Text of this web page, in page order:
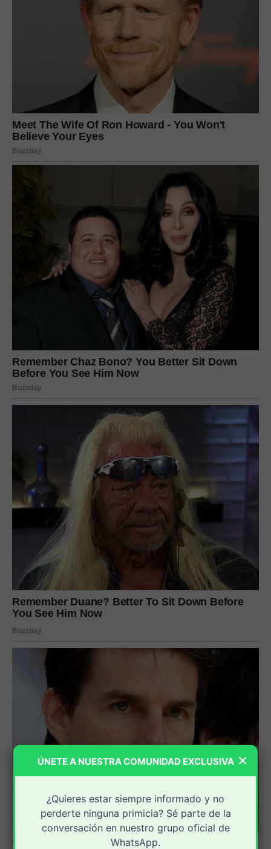
×
ÚNETE A NUESTRA COMUNIDAD EXCLUSIVA
¿Quieres estar siempre informado y no
perderte ninguna primicia? Sé parte de la
conversación en nuestro grupo oficial de
WhatsApp.